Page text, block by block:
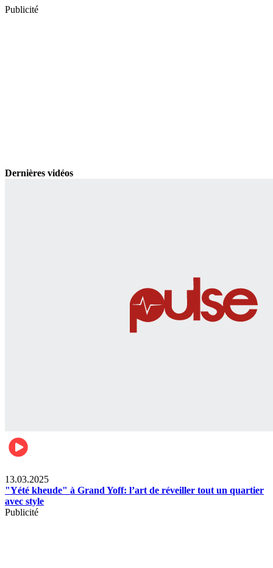
Publicité
Dernières vidéos
13.03.2025
"Yété kheude" à Grand Yoff: l’art de réveiller tout un quartier
avec style
Publicité